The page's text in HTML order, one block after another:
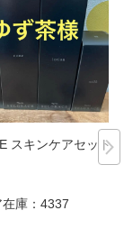
スキンケアセット
庫： 4337